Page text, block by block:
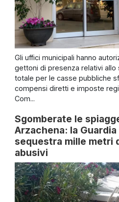
Gli uffici municipali hanno
gettoni di presenza relativi
totale per le casse pubbliche
compensi diretti e imposte
Com...
Sgomberate le
Arzachena: la
sequestra mille metri
abusivi